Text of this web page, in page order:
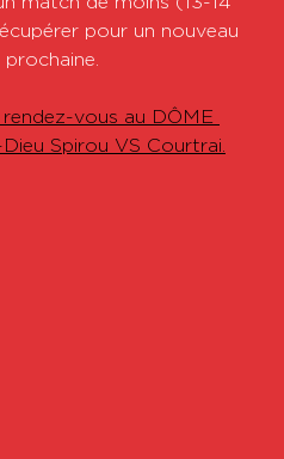
pour un nouveau
vous au DÔME
Spirou VS Courtrai.